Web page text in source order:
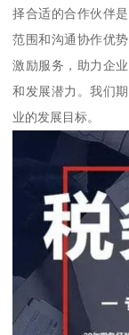
择合适的合作伙伴
范围和沟通协作优
激励服务，助力企
和发展潜力。我们
业的发展目标。